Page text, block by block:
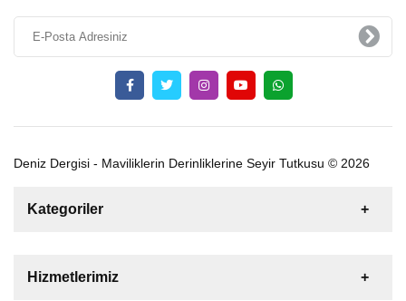
Deniz Dergisi - Maviliklerin Derinliklerine Seyir Tutkusu © 2026
Kategoriler
Tekne
Hizmetlerimiz